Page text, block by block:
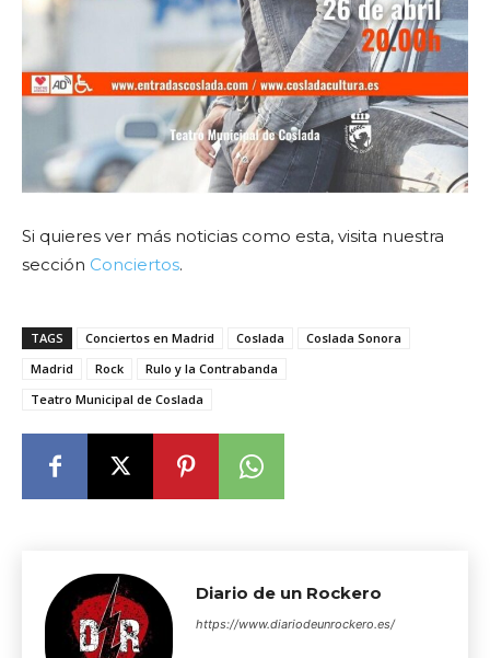
Si quieres ver más noticias como esta, visita nuestra
sección Conciertos.
TAGS Conciertos en Madrid Coslada
Coslada Sonora
Madrid
Rock
Rulo y la Contrabanda
Teatro Municipal de Coslada
Diario de un Rockero
https://www.diariodeunrockero.es/